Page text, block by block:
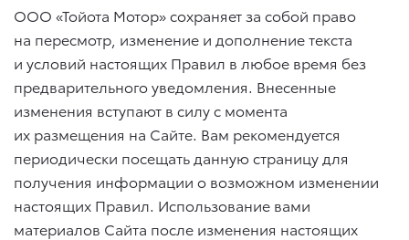
ООО «Тойота Мотор» сохраняет за собой право
на пересмотр, изменение и дополнение текста
и условий настоящих Правил в любое время без
предварительного уведомления. Внесенные
изменения вступают в силу с момента
их размещения на Сайте. Вам рекомендуется
периодически посещать данную страницу для
получения информации о возможном изменении
настоящих Правил. Использование вами
материалов Сайта после изменения настоящих